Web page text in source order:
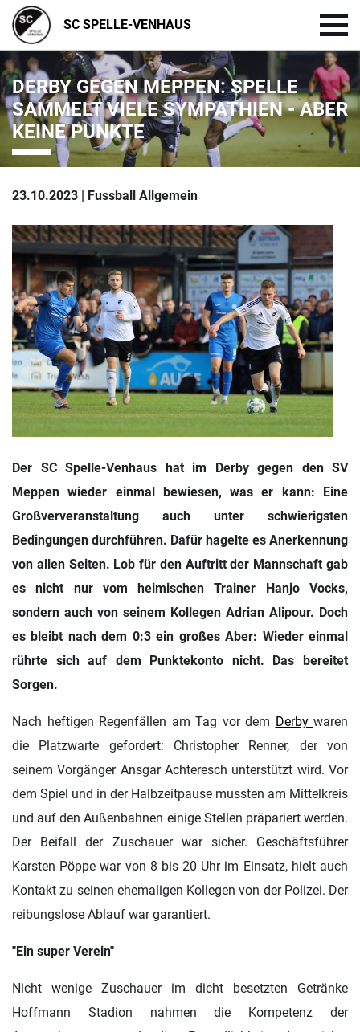
SC SPELLE-VENHAUS
DERBY GEGEN MEPPEN: SPELLE
SAMMELT VIELE SYMPATHIEN - ABER
KEINE PUNKTE
23.10.2023 | Fussball Allgemein
Der SC Spelle-Venhaus hat im Derby gegen den SV
Meppen wieder einmal bewiesen, was er kann: Eine
Großververanstaltung auch unter schwierigsten
Bedingungen durchführen. Dafür hagelte es Anerkennung
von allen Seiten. Lob für den Auftritt der Mannschaft gab
es nicht nur vom heimischen Trainer Hanjo Vocks,
sondern auch von seinem Kollegen Adrian Alipour. Doch
es bleibt nach dem 0:3 ein großes Aber: Wieder einmal
rührte sich auf dem Punktekonto nicht. Das bereitet
Sorgen.
Nach heftigen Regenfällen am Tag vor dem Derby waren
die Platzwarte gefordert: Christopher Renner, der von
seinem Vorgänger Ansgar Achteresch unterstützt wird. Vor
dem Spiel und in der Halbzeitpause mussten am Mittelkreis
und auf den Außenbahnen einige Stellen präpariert werden.
Der Beifall der Zuschauer war sicher. Geschäftsführer
Karsten Pöppe war von 8 bis 20 Uhr im Einsatz, hielt auch
Kontakt zu seinen ehemaligen Kollegen von der Polizei. Der
reibungslose Ablauf war garantiert.
"Ein super Verein"
Nicht wenige Zuschauer im dicht besetzten Getränke
Hoffmann Stadion nahmen die Kompetenz der